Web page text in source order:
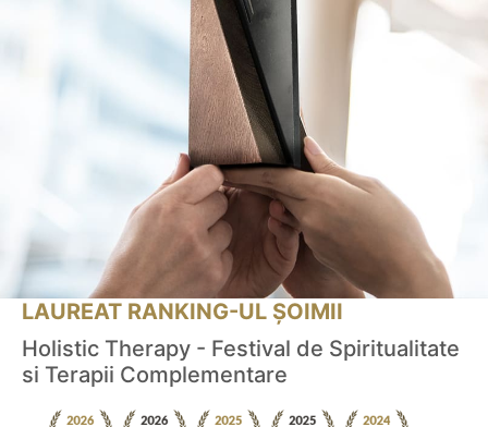
LAUREAT RANKING-UL ȘOIMII
Holistic Therapy - Festival de Spiritualitate
si Terapii Complementare